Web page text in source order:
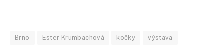
Brno Ester Krumbachová kočky výstava